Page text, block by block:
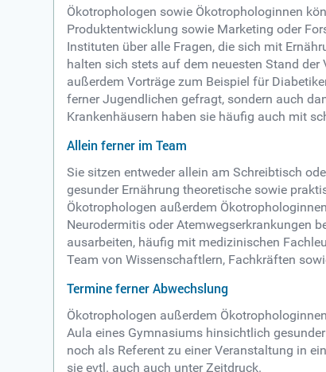
Ökotrophologen sowie Ökotrophologinnen
Produktentwicklung sowie Marketing oder
Instituten über alle Fragen, die sich mit
halten sich stets auf dem neuesten Stand
außerdem Vorträge zum Beispiel für
ferner Jugendlichen gefragt, sondern auch
Krankenhäusern haben sie häufig auch mit
Allein ferner im Team
Sie sitzen entweder allein am Schreibtisch
gesunder Ernährung theoretische sowie
Ökotrophologen außerdem
Neurodermitis oder Atemwegserkrankungen
ausarbeiten, häufig mit medizinischen
Team von Wissenschaftlern, Fachkräften
Termine ferner Abwechslung
Ökotrophologen außerdem
Aula eines Gymnasiums hinsichtlich
noch als Referent zu einer Veranstaltung in
sie evtl. auch auch unter Zeitdruck.